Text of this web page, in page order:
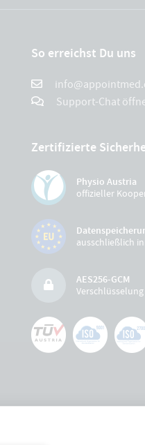
So erreichst Du uns
Support-Chat
Zertifizierte
Physio Austria
offizieller
ausschließlich
AES256-GCM
Verschlüsselung